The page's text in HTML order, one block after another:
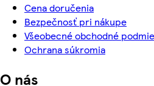
Cena doručenia
Bezpečnosť pri nákupe
Všeobecné obchodné
Ochrana súkromia
O nás